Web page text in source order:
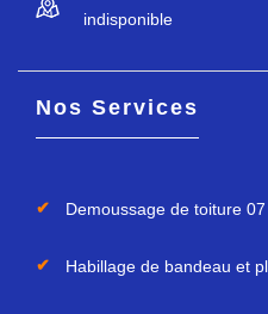
indisponible
Nos Services
Demoussage de toiture
Habillage de bandeau et